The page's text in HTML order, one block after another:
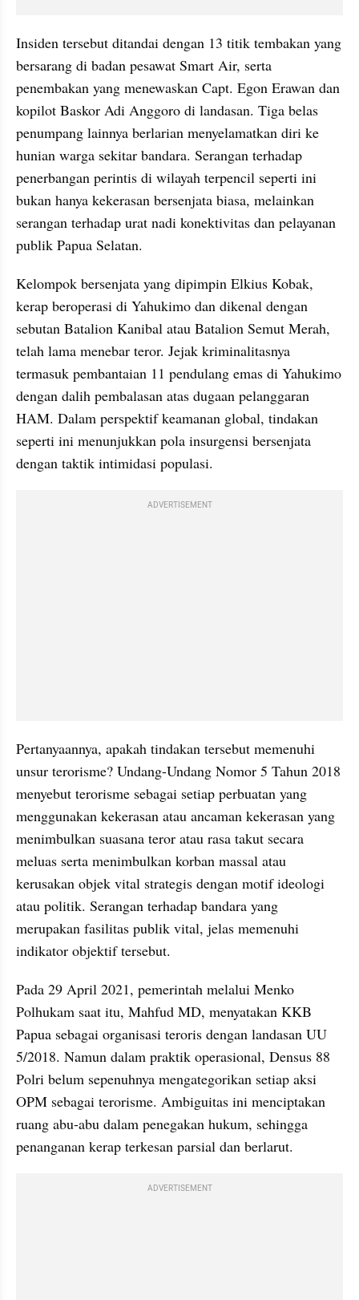
Insiden tersebut ditandai dengan 13 titik tembakan yang
bersarang di badan pesawat Smart Air, serta
penembakan yang menewaskan Capt. Egon Erawan dan
kopilot Baskor Adi Anggoro di landasan. Tiga belas
penumpang lainnya berlarian menyelamatkan diri ke
hunian warga sekitar bandara. Serangan terhadap
penerbangan perintis di wilayah terpencil seperti ini
bukan hanya kekerasan bersenjata biasa, melainkan
serangan terhadap urat nadi konektivitas dan pelayanan
publik Papua Selatan.
Kelompok bersenjata yang dipimpin Elkius Kobak,
kerap beroperasi di Yahukimo dan dikenal dengan
sebutan Batalion Kanibal atau Batalion Semut Merah,
telah lama menebar teror. Jejak kriminalitasnya
termasuk pembantaian 11 pendulang emas di Yahukimo
dengan dalih pembalasan atas dugaan pelanggaran
HAM. Dalam perspektif keamanan global, tindakan
seperti ini menunjukkan pola insurgensi bersenjata
dengan taktik intimidasi populasi.
ADVERTISEMENT
Pertanyaannya, apakah tindakan tersebut memenuhi
unsur terorisme? Undang-Undang Nomor 5 Tahun 2018
menyebut terorisme sebagai setiap perbuatan yang
menggunakan kekerasan atau ancaman kekerasan yang
menimbulkan suasana teror atau rasa takut secara
meluas serta menimbulkan korban massal atau
kerusakan objek vital strategis dengan motif ideologi
atau politik. Serangan terhadap bandara yang
merupakan fasilitas publik vital, jelas memenuhi
indikator objektif tersebut.
Pada 29 April 2021, pemerintah melalui Menko
Polhukam saat itu, Mahfud MD, menyatakan KKB
Papua sebagai organisasi teroris dengan landasan UU
5/2018. Namun dalam praktik operasional, Densus 88
Polri belum sepenuhnya mengategorikan setiap aksi
OPM sebagai terorisme. Ambiguitas ini menciptakan
ruang abu-abu dalam penegakan hukum, sehingga
penanganan kerap terkesan parsial dan berlarut.
ADVERTISEMENT